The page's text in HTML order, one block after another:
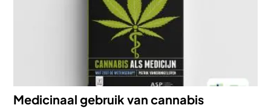
Medicinaal gebruik van cannabis